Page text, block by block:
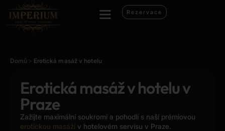
Rezervace
Domů > Erotická masáž v hotelu
Erotická masáž v hotelu v
Praze
Zažijte maximální soukromí a pohodlí s naší prémiovou
erotickou masáží v hotelovém servisu v Praze.